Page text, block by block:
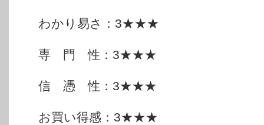
わかり易さ：3★★★
専 門 性：3★★★
信 憑 性：3★★★
お買い得感：3★★★